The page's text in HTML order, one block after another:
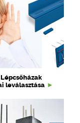
Lépcsőházak
leválasztása